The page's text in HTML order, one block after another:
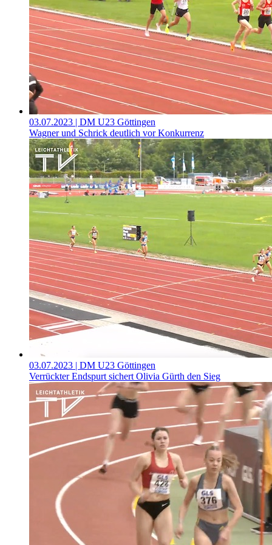
03.07.2023 | DM U23 Göttingen
Wagner und Schrick deutlich vor Konkurrenz
03.07.2023 | DM U23 Göttingen
Verrückter Endspurt sichert Olivia Gürth den Sieg